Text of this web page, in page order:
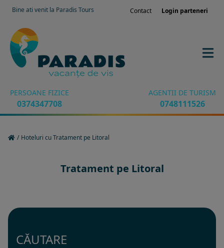
Bine ati venit la Paradis Tours Contact Login parteneri
PERSOANE FIZICE
0374347708
AGENTII DE TURISM
0748111526
/ Hoteluri cu Tratament pe Litoral
Tratament pe Litoral
CĂUTARE